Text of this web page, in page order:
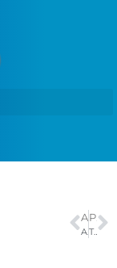
ANTERIOR
Ana Sátila é bronze no Mundial de Canoagem Slalom
PRÓXIMO
TCE-AM e ICEAS levam ações sustentáveis a Rio Preto da Eva com o projeto Trilha Verde